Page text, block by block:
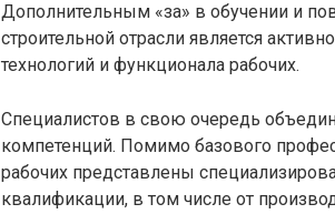
Дополнительным «за» в обучении и
строительной отрасли является
технологий и функционала рабочих.
Специалистов в свою очередь
компетенций. Помимо базового
рабочих представлены
квалификации, в том числе от